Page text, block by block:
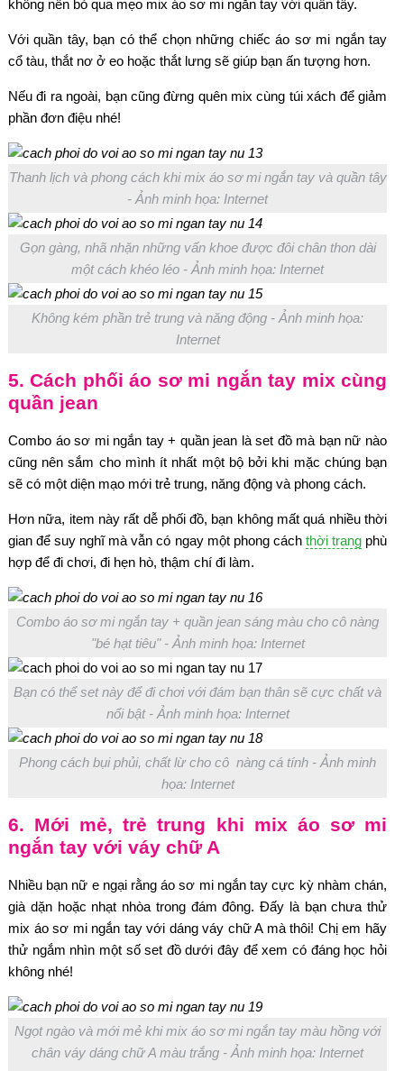
không nên bỏ qua mẹo mix áo sơ mi ngắn tay với quần tây.
Với quần tây, bạn có thể chọn những chiếc áo sơ mi ngắn tay
cổ tàu, thắt nơ ở eo hoặc thắt lưng sẽ giúp bạn ấn tượng hơn.
Nếu đi ra ngoài, bạn cũng đừng quên mix cùng túi xách để giảm
phần đơn điệu nhé!
Thanh lịch và phong cách khi mix áo sơ mi ngắn tay và quần tây
- Ảnh minh họa: Internet
Gọn gàng, nhã nhặn những vấn khoe được đôi chân thon dài
một cách khéo léo - Ảnh minh họa: Internet
Không kém phần trẻ trung và năng động - Ảnh minh họa:
Internet
5. Cách phối áo sơ mi ngắn tay mix cùng
quần jean
Combo áo sơ mi ngắn tay + quần jean là set đồ mà bạn nữ nào
cũng nên sắm cho mình ít nhất một bộ bởi khi mặc chúng bạn
sẽ có một diện mạo mới trẻ trung, năng động và phong cách.
Hơn nữa, item này rất dễ phối đồ, bạn không mất quá nhiều thời
gian để suy nghĩ mà vẫn có ngay một phong cách thời trangphù
hợp để đi chơi, đi hẹn hò, thậm chí đi làm.
Combo áo sơ mi ngắn tay + quần jean sáng màu cho cô nàng
"bé hạt tiêu" - Ảnh minh họa: Internet
Bạn có thể set này để đi chơi với đám bạn thân sẽ cực chất và
nổi bật - Ảnh minh họa: Internet
Phong cách bụi phủi, chất lừ cho cô nàng cá tính - Ảnh minh
họa: Internet
6. Mới mẻ, trẻ trung khi mix áo sơ mi
ngắn tay với váy chữ A
Nhiều bạn nữ e ngại rằng áo sơ mi ngắn tay cực kỳ nhàm chán,
già dặn hoặc nhạt nhòa trong đám đông. Đấy là bạn chưa thử
mix áo sơ mi ngắn tay với dáng váy chữ A mà thôi! Chị em hãy
thử ngắm nhìn một số set đồ dưới đây để xem có đáng học hỏi
không nhé!
Ngọt ngào và mới mẻ khi mix áo sơ mi ngắn tay màu hồng với
chân váy dáng chữ A màu trắng - Ảnh minh họa: Internet